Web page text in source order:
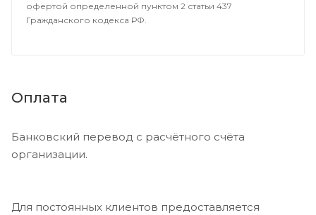
офертой определенной пунктом 2 статьи 437
Гражданского кодекса РФ.
Оплата
Банковский перевод с расчётного счёта
организации.
Для постоянных клиентов предоставляется